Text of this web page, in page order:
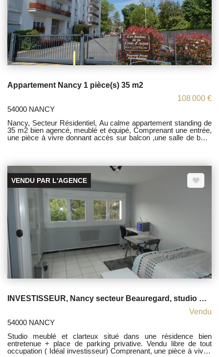
Appartement Nancy 1 pièce(s) 35 m2
108 000 €
54000 NANCY
Nancy, Secteur Résidentiel, Au calme appartement standing de
35 m2 bien agencé, meublé et équipé, Comprenant une entrée,
une pièce à vivre donnant accès sur balcon ,une salle de bain,
honoraires sont à la charge du vendeur. TI sous le N°
818263089 Les informations sur les risques auxquels ce bien
est exposé sont disponibles sur le site Géorisques :
www.georisques.gouv.fr
VENDU PAR L'AGENCE
INVESTISSEUR, Nancy secteur Beauregard, studio meublé + place de parking privative
Vendu
54000 NANCY
Studio meublé et clarteux situé dans une résidence bien
entretenue + place de parking privative. Vendu libre de tout
occupation ( Idéal investisseur) Comprenant, une pièce à vivre,